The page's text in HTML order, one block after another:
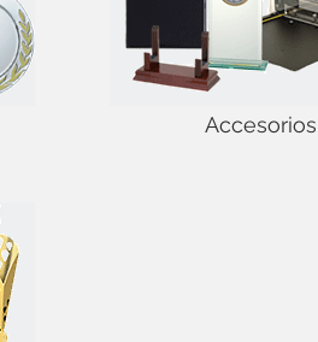
Accesorios